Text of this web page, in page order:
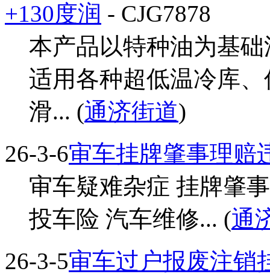
+130度润 - CJG7878
本产品以特种油为基
适用各种超低温冷库
滑... (通济街道)
26-3-6审车挂牌肇事理赔
审车疑难杂症 挂牌肇
投车险 汽车维修... (通
26-3-5审车过户报废注销